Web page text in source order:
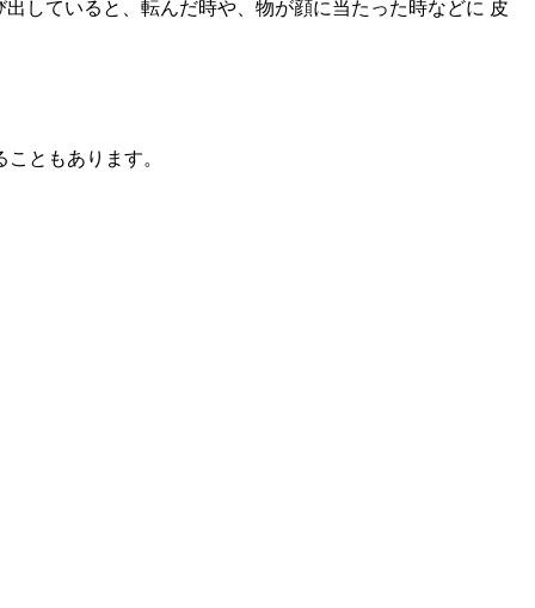
していると、転んだ時や、物が顔に当たった時などに 皮
ともあります。